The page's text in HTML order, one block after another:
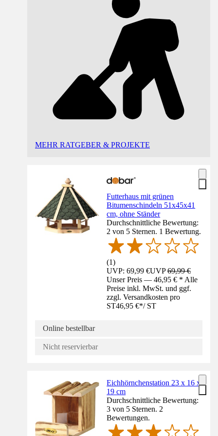
MEHR RATGEBER & PROJEKTE
Futterhaus mit grünen
Bitumenschindeln 51x45x41
cm, ohne Ständer
Durchschnittliche Bewertung:
2 von 5 Sternen. 1 Bewertung.
(1)
UVP: 69,99 €UVP69,99 €
Unser Preis — 46,95 € * Alle
Preise inkl. MwSt. und ggf.
zzgl. Versandkosten pro
ST46,95 €*/ ST
Online bestellbar
Nicht reservierbar
Eichhörnchenstation 23 x 16 x
19 cm
Durchschnittliche Bewertung:
3 von 5 Sternen. 2
Bewertungen.